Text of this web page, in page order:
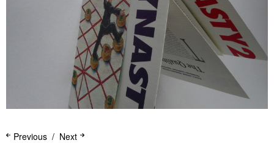
Next
Previous